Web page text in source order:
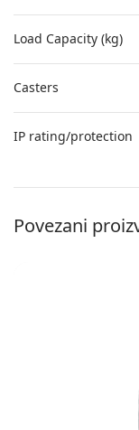
Load Capacity (kg)
Casters
IP rating/protection
Povezani